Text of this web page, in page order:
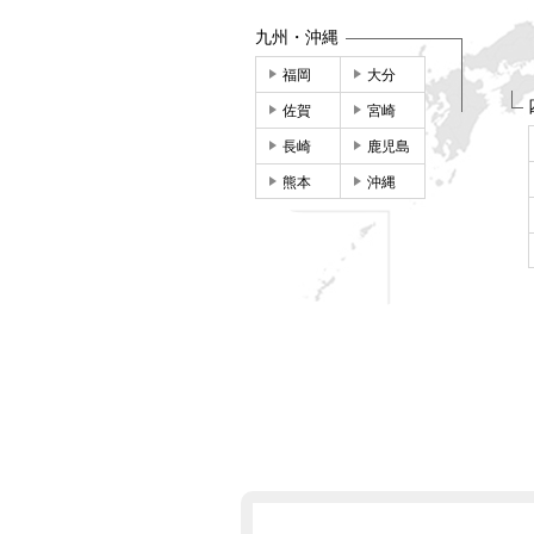
九州・沖縄
福岡 大分
佐賀 宮崎
長崎 鹿児島
熊本 沖縄